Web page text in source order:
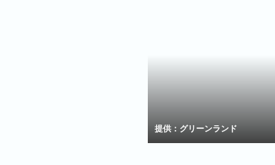
提供：グリーンランド